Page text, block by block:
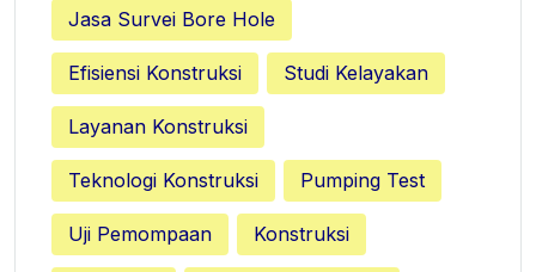
Jasa Survei Bore Hole
Efisiensi Konstruksi Studi Kelayakan
Layanan Konstruksi
Teknologi Konstruksi Pumping Test
Uji Pemompaan Konstruksi